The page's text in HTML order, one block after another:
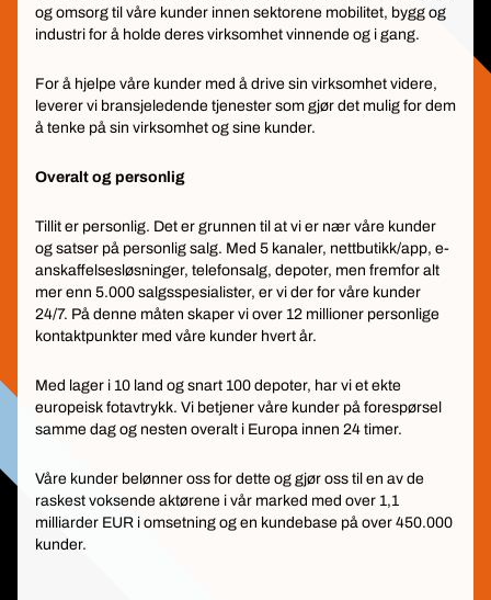
og omsorg til våre kunder innen sektorene mobilitet, bygg og
industri for å holde deres virksomhet vinnende og i gang.
For å hjelpe våre kunder med å drive sin virksomhet videre,
leverer vi bransjeledende tjenester som gjør det mulig for dem
å tenke på sin virksomhet og sine kunder.
Overalt og personlig
Tillit er personlig. Det er grunnen til at vi er nær våre kunder
og satser på personlig salg. Med 5 kanaler, nettbutikk/app, e-
anskaffelsesløsninger, telefonsalg, depoter, men fremfor alt
mer enn 5.000 salgsspesialister, er vi der for våre kunder
24/7. På denne måten skaper vi over 12 millioner personlige
kontaktpunkter med våre kunder hvert år.
Med lager i 10 land og snart 100 depoter, har vi et ekte
europeisk fotavtrykk. Vi betjener våre kunder på forespørsel
samme dag og nesten overalt i Europa innen 24 timer.
Våre kunder belønner oss for dette og gjør oss til en av de
raskest voksende aktørene i vår marked med over 1,1
milliarder EUR i omsetning og en kundebase på over 450.000
kunder.